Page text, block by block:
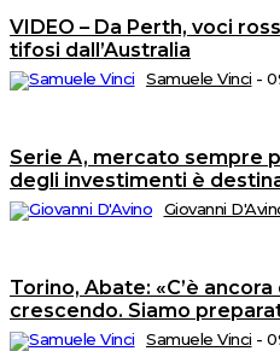
VIDEO – Da Perth, voci
tifosi dall’Australia
Samuele Vinci -
Serie A, mercato sempre
degli investimenti è
Giovanni
Torino, Abate: «C’è
crescendo. Siamo
Samuele Vinci -